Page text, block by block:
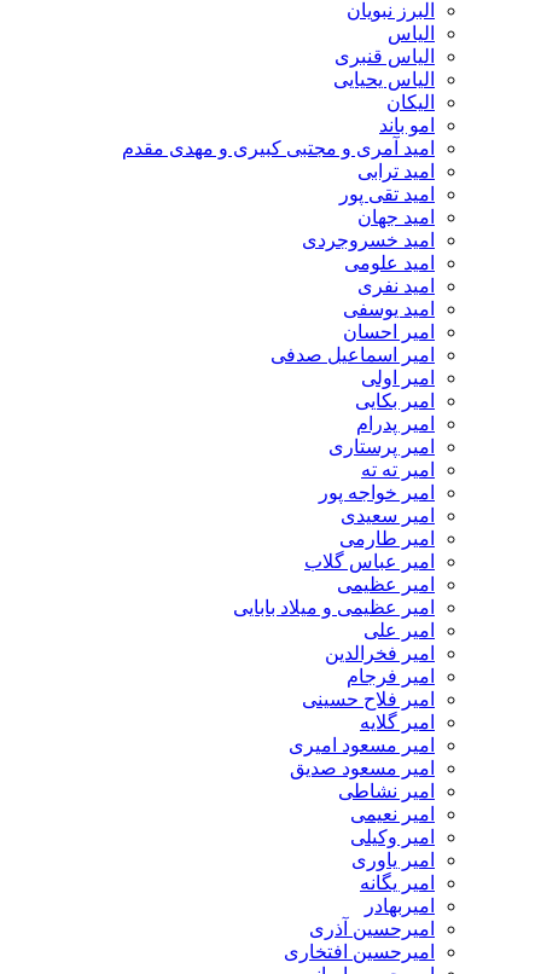
البرز نبویان
الیاس
الیاس قنبرى
الیاس یحیایی
الیکان
امو باند
امید آمری و مجتبی کبیری و مهدى مقدم
امید ترابی
امید تقی پور
امید جهان
امید خسروجردی
امید علومی
امید نفری
امید یوسفی
امیر احسان
امیر اسماعیل صدفی
امیر اولی
امیر بکایی
امیر پدرام
امیر پرستاری
امیر ته ته
امیر خواجه پور
امیر سعیدی
امیر طارمی
امیر عباس گلاب
امیر عظیمی
امیر عظیمی و میلاد بابایی
امیر علی
امیر فخرالدین
امیر فرجام
امیر فلاح حسینی
امیر گلایه
امیر مسعود امیری
امیر مسعود صدیق
امیر نشاطی
امیر نعیمی
امیر وکیلی
امیر یاوری
امیر یگانه
امیربهادر
امیرحسین آذری
امیرحسین افتخاری